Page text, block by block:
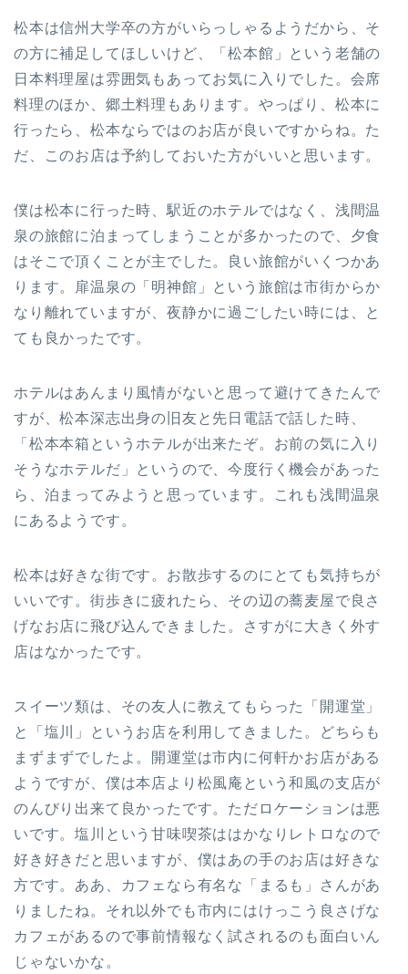
松本は信州大学卒の方がいらっしゃるようだから、そ
の方に補足してほしいけど、「松本館」という老舗の
日本料理屋は雰囲気もあってお気に入りでした。会席
料理のほか、郷土料理もあります。やっぱり、松本に
行ったら、松本ならではのお店が良いですからね。た
だ、このお店は予約しておいた方がいいと思います。
僕は松本に行った時、駅近のホテルではなく、浅間温
泉の旅館に泊まってしまうことが多かったので、夕食
はそこで頂くことが主でした。良い旅館がいくつかあ
ります。扉温泉の「明神館」という旅館は市街からか
なり離れていますが、夜静かに過ごしたい時には、と
ても良かったです。
ホテルはあんまり風情がないと思って避けてきたんで
すが、松本深志出身の旧友と先日電話で話した時、
「松本本箱というホテルが出来たぞ。お前の気に入り
そうなホテルだ」というので、今度行く機会があった
ら、泊まってみようと思っています。これも浅間温泉
にあるようです。
松本は好きな街です。お散歩するのにとても気持ちが
いいです。街歩きに疲れたら、その辺の蕎麦屋で良さ
げなお店に飛び込んできました。さすがに大きく外す
店はなかったです。
スイーツ類は、その友人に教えてもらった「開運堂」
と「塩川」というお店を利用してきました。どちらも
まずまずでしたよ。開運堂は市内に何軒かお店がある
ようですが、僕は本店より松風庵という和風の支店が
のんびり出来て良かったです。ただロケーションは悪
いです。塩川という甘味喫茶ははかなりレトロなので
好き好きだと思いますが、僕はあの手のお店は好きな
方です。ああ、カフェなら有名な「まるも」さんがあ
りましたね。それ以外でも市内にはけっこう良さげな
カフェがあるので事前情報なく試されるのも面白いん
じゃないかな。